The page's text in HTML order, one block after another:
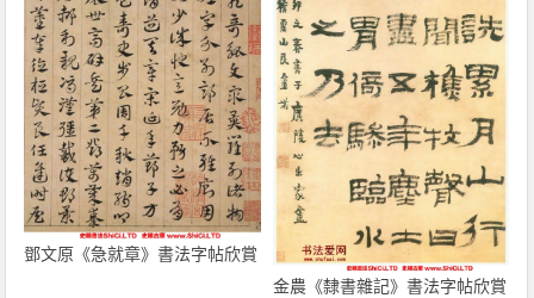
鄧文原《急就章》書法字帖欣賞
金農《隸書雜記》書法字帖欣賞